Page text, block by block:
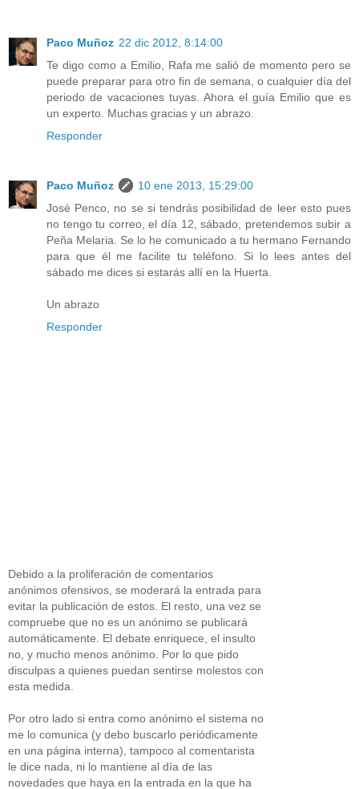
Paco Muñoz 22 dic 2012, 8:14:00
Te digo como a Emilio, Rafa me salió de momento pero se
puede preparar para otro fin de semana, o cualquier día del
periodo de vacaciones tuyas. Ahora el guía Emilio que es
un experto. Muchas gracias y un abrazo.
Responder
Paco Muñoz
10 ene 2013, 15:29:00
José Penco, no se si tendrás posibilidad de leer esto pues
no tengo tu correo, el día 12, sábado, pretendemos subir a
Peña Melaria. Se lo he comunicado a tu hermano Fernando
para que él me facilite tu teléfono. Si lo lees antes del
sábado me dices si estarás allí en la Huerta.
Un abrazo
Responder
Debido a la proliferación de comentarios
anónimos ofensivos, se moderará la entrada para
evitar la publicación de estos. El resto, una vez se
compruebe que no es un anónimo se publicará
automáticamente. El debate enriquece, el insulto
no, y mucho menos anónimo. Por lo que pido
disculpas a quienes puedan sentirse molestos con
esta medida.
Por otro lado si entra como anónimo el sistema no
me lo comunica (y debo buscarlo periódicamente
en una página interna), tampoco al comentarista
le dice nada, ni lo mantiene al día de las
novedades que haya en la entrada en la que ha